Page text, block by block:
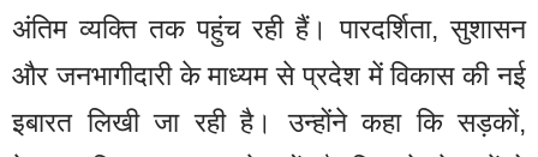
अंतिम व्यक्ति तक पहुंच रही हैं। पारदर्शिता, सुशासन
और जनभागीदारी के माध्यम से प्रदेश में विकास की नई
इबारत लिखी जा रही है। उन्होंने कहा कि सड़कों,